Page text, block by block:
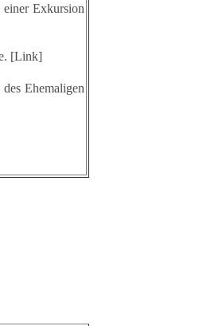
einer Exkursion
[Link]
Ehemaligen